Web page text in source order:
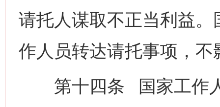
请托人谋取不正当利益
作人员转达请托事项，
第十四条 国家工作人